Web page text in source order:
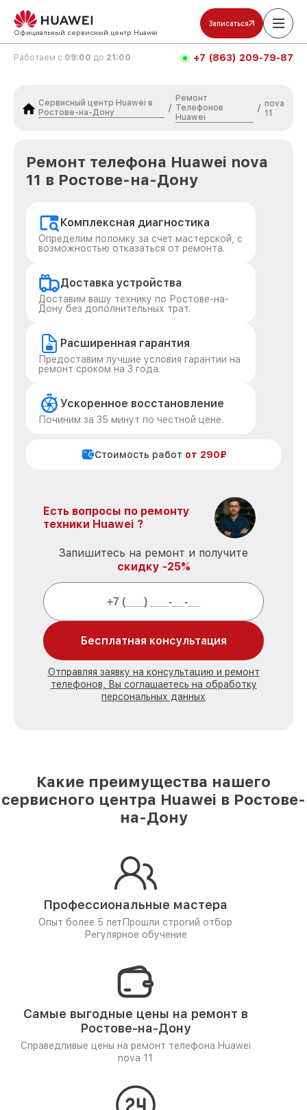
Официальный сервисный центр Huawei
Записаться
Работаем с 09:00 до 21:00 +7 (863) 209-79-87
Сервисный центр Huawei в
Ростове-на-Дону
/
Ремонт
Телефонов
Huawei
/ nova
11
Ремонт телефона Huawei nova
11 в Ростове-на-Дону
Комплексная диагностика
Определим поломку за счет мастерской, с
возможностью отказаться от ремонта.
Доставка устройства
Доставим вашу технику по Ростове-на-
Дону без дополнительных трат.
Расширенная гарантия
Предоставим лучшие условия гарантии на
ремонт сроком на 3 года.
Ускоренное восстановление
Починим за 35 минут по честной цене.
Стоимость работ от 290₽
Есть вопросы по ремонту
техники Huawei ?
Запишитесь на ремонт и получите
скидку -25%
Бесплатная консультация
Отправляя заявку на консультацию и ремонт
телефонов, Вы соглашаетесь на обработку
персональных данных
Какие преимущества нашего
сервисного центра Huawei в Ростове-
на-Дону
Профессиональные мастера
Опыт более 5 лет Прошли строгий отбор
Регулярное обучение
Самые выгодные цены на ремонт в
Ростове-на-Дону
Справедливые цены на ремонт телефона Huawei
nova 11